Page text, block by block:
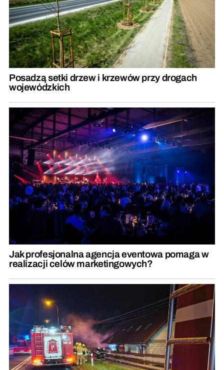
Posadzą setki drzew i krzewów przy drogach
wojewódzkich
Jak profesjonalna agencja eventowa pomaga w
realizacji celów marketingowych?